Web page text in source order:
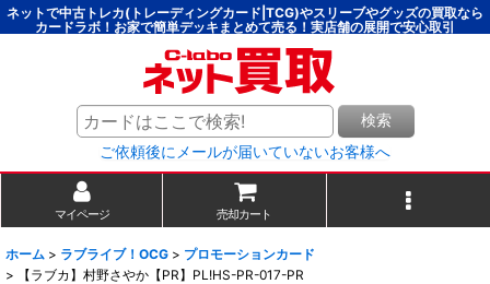
ネットで中古トレカ(トレーディングカード|TCG)やスリーブやグッズの買取なら
カードラボ！お家で簡単デッキまとめて売る！実店舗の展開で安心取引
検索
ご依頼後にメールが届いていないお客様へ
マイページ 売却カート
ホーム > ラブライブ！OCG > プロモーションカード
>
【ラブカ】村野さやか【PR】PL!HS-PR-017-PR